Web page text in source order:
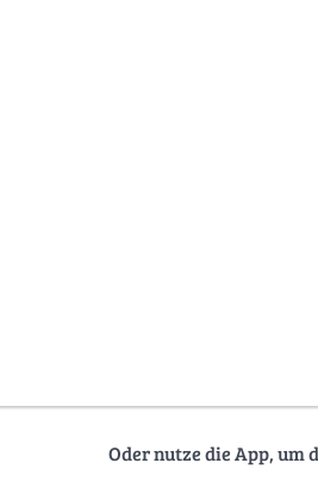
Oder nutze die App, um